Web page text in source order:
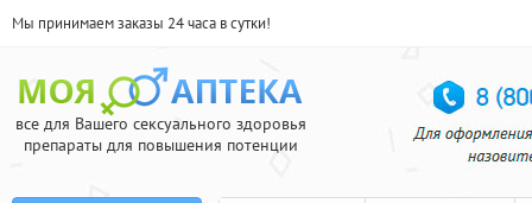
Мы принимаем заказы 24 часа в сутки!
все для Вашего сексуального здоровья
препараты для повышения потенции